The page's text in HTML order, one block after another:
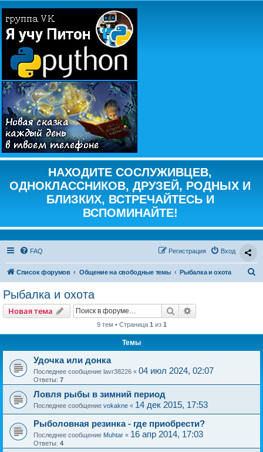
НАХОДИТЕ СОСЛУЖИВЦЕВ,
ОДНОКЛАССНИКОВ, ДРУЗЕЙ, РОДНЫХ И
БЛИЗКИХ, ВСТРЕЧАЙТЕСЬ И
ВСПОМИНАЙТЕ!
FAQ Вход
Регистрация
Список форумов Общение на свободные темы Рыбалка и охота
Рыбалка и охота
Новая тема Поиск
9 тем • Страница 1 из 1
Темы
Удочка или донка
Последнее сообщение lavr38226 « 04 июл 2024, 02:07
Ответы: 7
Ловля рыбы в зимний период
Последнее сообщение vokakne « 14 дек 2015, 17:53
Рыболовная резинка - где приобрести?
Последнее сообщение Muhtar « 16 апр 2014, 17:03
Ответы: 4